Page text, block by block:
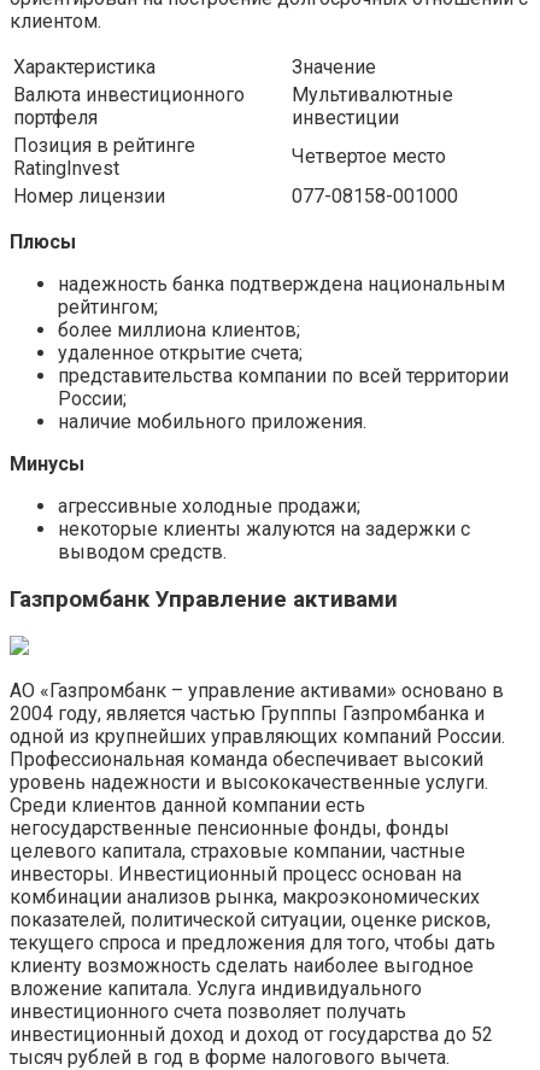
клиентом.
Характеристика
Значение
Валюта инвестиционного
портфеля
Мультивалютные
инвестиции
Позиция в рейтинге
RatingInvest
Четвертое место
Номер лицензии
077-08158-001000
Плюсы
надежность банка подтверждена национальным
рейтингом;
более миллиона клиентов;
удаленное открытие счета;
представительства компании по всей территории
России;
наличие мобильного приложения.
Минусы
агрессивные холодные продажи;
некоторые клиенты жалуются на задержки с
выводом средств.
Газпромбанк Управление активами
АО «Газпромбанк – управление активами» основано в
2004 году, является частью Групппы Газпромбанка и
одной из крупнейших управляющих компаний России.
Профессиональная команда обеспечивает высокий
уровень надежности и высококачественные услуги.
Среди клиентов данной компании есть
негосударственные пенсионные фонды, фонды
целевого капитала, страховые компании, частные
инвесторы. Инвестиционный процесс основан на
комбинации анализов рынка, макроэкономических
показателей, политической ситуации, оценке рисков,
текущего спроса и предложения для того, чтобы дать
клиенту возможность сделать наиболее выгодное
вложение капитала. Услуга индивидуального
инвестиционного счета позволяет получать
инвестиционный доход и доход от государства до 52
тысяч рублей в год в форме налогового вычета.